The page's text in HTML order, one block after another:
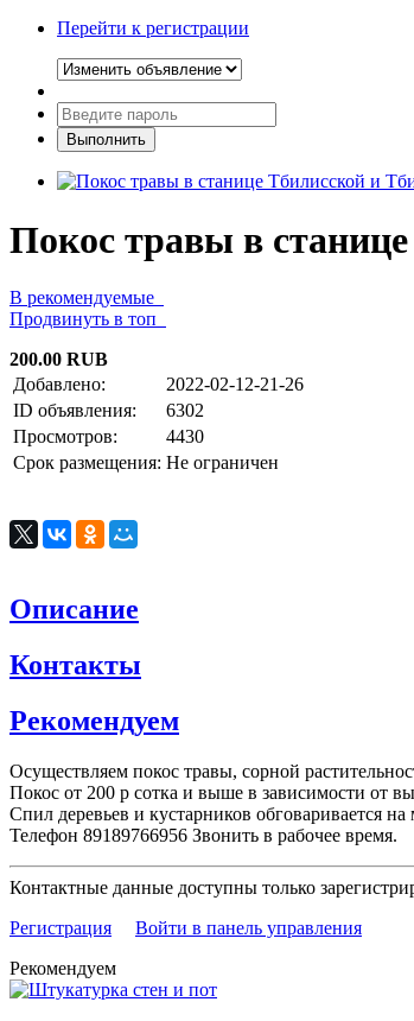
Перейти к регистрации
Покос травы в
В рекомендуемые
Продвинуть в топ
200.00 RUB
Добавлено:
2022-02-12-21-26
ID объявления:
6302
Просмотров:
4430
Срок размещения: Не ограничен
Описание
Контакты
Рекомендуем
Осуществляем покос травы, сорной
Покос от 200 р сотка и выше в зависимости от
Спил деревьев и кустарников обговаривается
Телефон 89189766956 Звонить в рабочее время.
Контактные данные доступны только
Регистрация
Войти в панель управления
Рекомендуем